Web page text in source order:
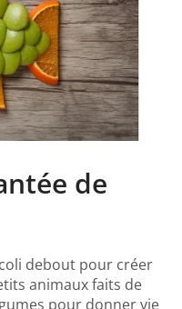
de
debout pour créer
animaux faits de
pour donner vie